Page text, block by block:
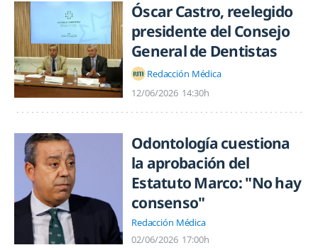
Óscar Castro, reelegido
presidente del Consejo
General de Dentistas
Redacción Médica
12/06/2026 14:30h
Odontología cuestiona
la aprobación del
Estatuto Marco: "No hay
consenso"
Redacción Médica
02/06/2026 17:00h